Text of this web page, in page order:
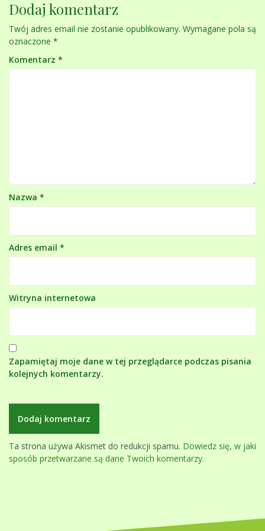
Dodaj komentarz
Twój adres email nie zostanie opublikowany. Wymagane pola są
oznaczone *
Komentarz *
Nazwa *
Adres email *
Witryna internetowa
Zapamiętaj moje dane w tej przeglądarce podczas pisania
kolejnych komentarzy.
Ta strona używa Akismet do redukcji spamu. Dowiedz się, w jaki
sposób przetwarzane są dane Twoich komentarzy.